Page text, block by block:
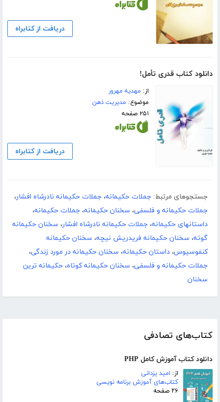
کتاب‌های تصادفی
دانلود کتاب آموزش کامل PHP
از: امید یزدانی
کتاب‌های آموزش برنامه نویسی
۲۶ صفحه
دریافت از کتابراه
دانلود کتاب قدری تأمل!
از: مهدیه مهرور
موضوع: مدیریت ذهن
۲۵۱ صفحه
دریافت از کتابراه
جستجوهای مرتبط: جملات حکیمانه، جملات حکیمانه نادرشاه افشار،
جملات حکیمانه و فلسفی، سخنان حکیمانه، جملات حکیمانه،
داستانهاى حکیمانه، جملات حکیمانه نادرشاه افشار، سخنان حکیمانه
گوته، سخنان حکیمانه فریدریش نیچه، سخنان حکیمانه
کنفوسیوس، داستان حکیمانه، سخنان حکیمانه در مورد زندگی،
جملات حکیمانه و فلسفی، سخنان حکیمانه کوتاه، حکیمانه ترین
سخنان